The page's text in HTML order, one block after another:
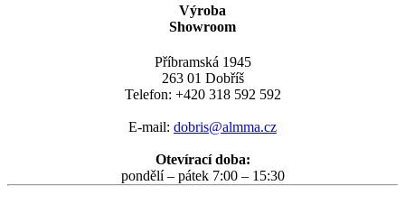
Výroba
Showroom
Příbramská 1945
263 01 Dobříš
Telefon: +420 318 592 592
E-mail: dobris@almma.cz
Otevírací doba:
pondělí – pátek 7:00 – 15:30